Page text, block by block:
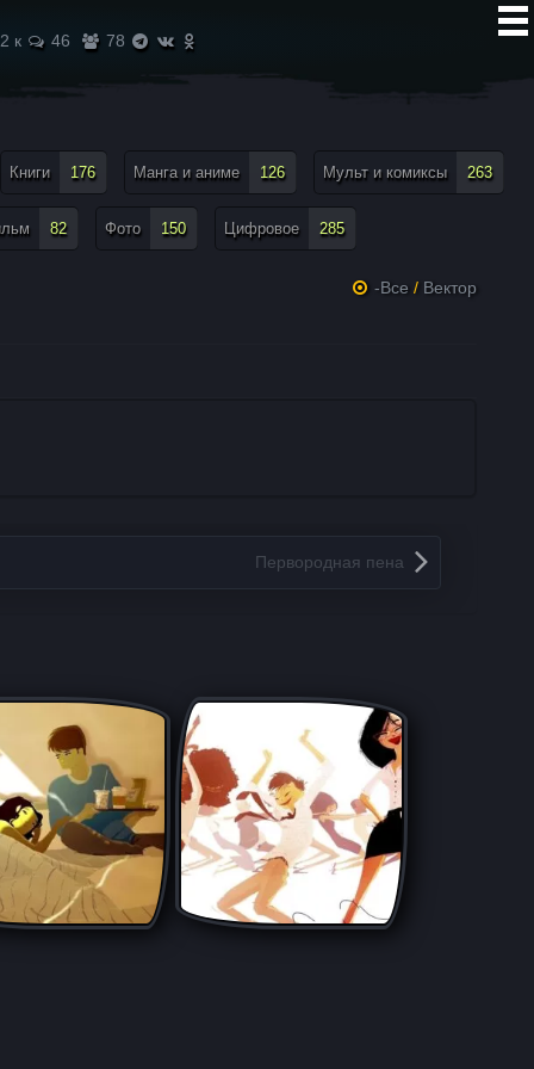
2 к 46 78
Книги 176 Манга и аниме 126 Мульт и комиксы 263
82 Фото 150 Цифровое 285
-Все / Вектор
Первородная пена